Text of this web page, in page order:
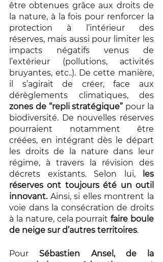
être obtenues grâce aux droits de
la nature, à la fois pour renforcer la
protection à l’intérieur des
réserves, mais aussi pour limiter les
impacts négatifs venus de
l’extérieur (pollutions, activités
bruyantes, etc..). De cette manière,
il s’agirait de créer, face aux
zones de “repli stratégique” pour la
biodiversité. De nouvelles réserves
pourraient notamment être
créées, en intégrant dès le départ
les droits de la nature dans leur
régime, à travers la révision des
décrets existants. Selon lui,
les
réserves ont toujours été un outil
innovant. Ainsi, si elles montrent la
voie dans la consécration de droits
à la nature, cela pourrait faire boule
de neige sur d’autres territoires.
Pour Sébastien Ansel, de la